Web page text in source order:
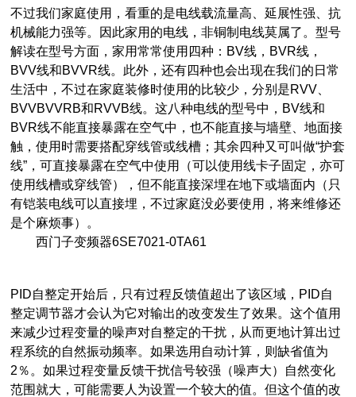
不过我们家庭使用，看重的是电线载流量高、延展性强、抗
机械能力强等。因此家用的电线，非铜制电线莫属了。型号
解读在型号方面，家用常常使用四种：BV线，BVR线，
BVV线和BVVR线。此外，还有四种也会出现在我们的日常
生活中，不过在家庭装修时使用的比较少，分别是RVV、
BVVBVVRB和RVVB线。这八种电线的型号中，BV线和
BVR线不能直接暴露在空气中，也不能直接与墙壁、地面接
触，使用时需要搭配穿线管或线槽；其余四种又可叫做“护套
线”，可直接暴露在空气中使用（可以使用线卡子固定，亦可
使用线槽或穿线管），但不能直接深埋在地下或墙面内（只
有铠装电线可以直接埋，不过家庭没必要使用，将来维修还
是个麻烦事）。
西门子变频器6SE7021-0TA61
PID自整定开始后，只有过程反馈值超出了该区域，PID自
整定调节器才会认为它对输出的改变发生了效果。这个值用
来减少过程变量的噪声对自整定的干扰，从而更地计算出过
程系统的自然振动频率。如果选用自动计算，则缺省值为
2％。如果过程变量反馈干扰信号较强（噪声大）自然变化
范围就大，可能需要人为设置一个较大的值。但这个值的改